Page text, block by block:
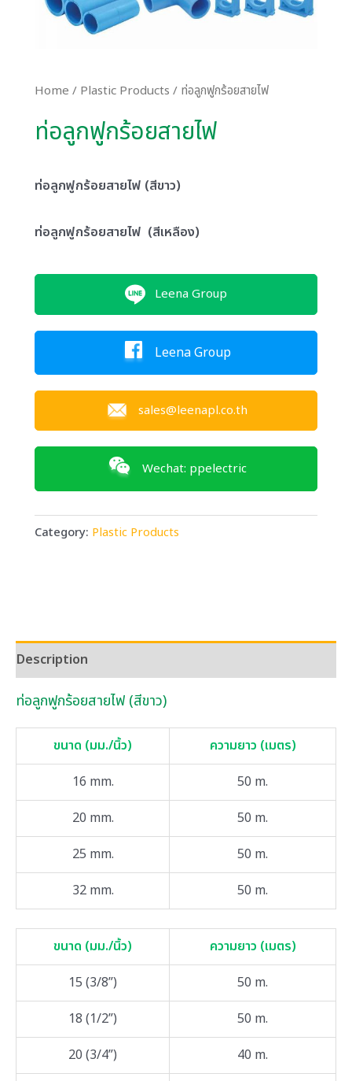
Home / Plastic Products / ท่อลูกฟูกร้อยสายไฟ
ท่อลูกฟูกร้อยสายไฟ
ท่อลูกฟูกร้อยสายไฟ (สีขาว)
ท่อลูกฟูกร้อยสายไฟ (สีเหลือง)
Leena Group
Leena Group
sales@leenapl.co.th
Wechat: ppelectric
Category: Plastic Products
Description
ท่อลูกฟูกร้อยสายไฟ (สีขาว)
ขนาด (มม./นิ้ว)
ความยาว (เมตร)
16 mm.
50 m.
20 mm.
50 m.
25 mm.
50 m.
32 mm.
50 m.
ขนาด (มม./นิ้ว)
ความยาว (เมตร)
15 (3/8”)
50 m.
18 (1/2”)
50 m.
20 (3/4”)
40 m.